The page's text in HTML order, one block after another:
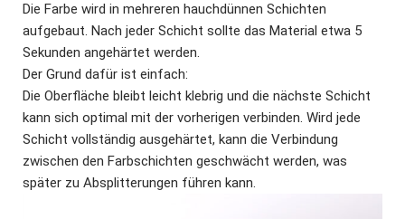
Die Farbe wird in mehreren hauchdünnen Schichten
aufgebaut. Nach jeder Schicht sollte das Material etwa 5
Sekunden angehärtet werden.
Der Grund dafür ist einfach:
Die Oberfläche bleibt leicht klebrig und die nächste Schicht
kann sich optimal mit der vorherigen verbinden. Wird jede
Schicht vollständig ausgehärtet, kann die Verbindung
zwischen den Farbschichten geschwächt werden, was
später zu Absplitterungen führen kann.